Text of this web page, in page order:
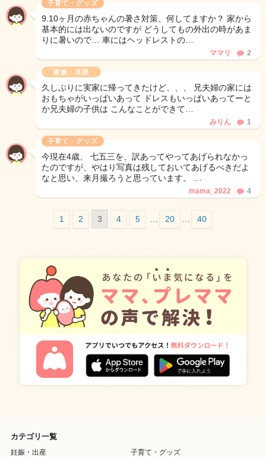
子育て・グッズ
9.10ヶ月の赤ちゃんの暑さ対策、何してますか？ 家から
基本的には出ないのですが どうしてもの外出の時があま
りに暑いので… 車にはヘッドレストの…
ママリ 2
家族・旦那
久しぶりに実家に帰ってきたけど、、、 兄夫婦の家には
おもちゃがいっぱいあって ドレスもいっぱいあってーと
か兄夫婦の子供は こんなことができて…
みりん 1
子育て・グッズ
今現在4歳、 七五三を、訳あってやってあげられなかっ
たのですが、やはり写真は残しておいてあげるべきだよ
なと思い、来月撮ろうと思っています。 …
mama_2022 4
1 2 3 4 5 20 40
カテゴリ一覧
妊娠・出産
子育て・グッズ